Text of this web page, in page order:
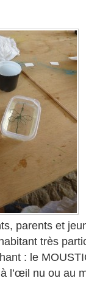
parents et
très
: le
l’œil nu ou au